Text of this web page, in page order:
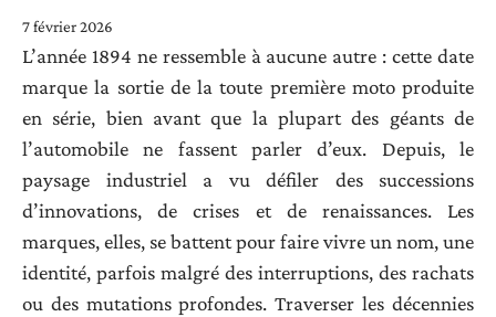
7 février 2026
L’année 1894 ne ressemble à aucune autre : cette date
marque la sortie de la toute première moto produite
en série, bien avant que la plupart des géants de
l’automobile ne fassent parler d’eux. Depuis, le
paysage industriel a vu défiler des successions
d’innovations, de crises et de renaissances. Les
marques, elles, se battent pour faire vivre un nom, une
identité, parfois malgré des interruptions, des rachats
ou des mutations profondes. Traverser les décennies